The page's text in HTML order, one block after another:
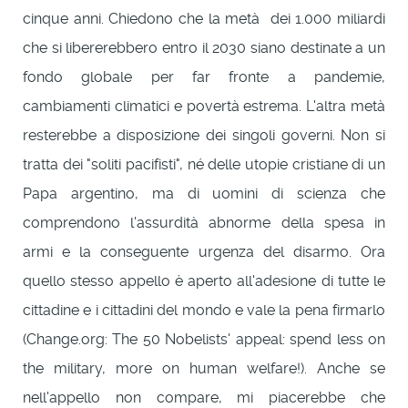
cinque anni. Chiedono che la metà dei 1.000 miliardi
che si libererebbero entro il 2030 siano destinate a un
fondo globale per far fronte a pandemie,
cambiamenti climatici e povertà estrema. L'altra metà
resterebbe a disposizione dei singoli governi. Non si
tratta dei "soliti pacifisti", né delle utopie cristiane di un
Papa argentino, ma di uomini di scienza che
comprendono l'assurdità abnorme della spesa in
armi e la conseguente urgenza del disarmo. Ora
quello stesso appello è aperto all'adesione di tutte le
cittadine e i cittadini del mondo e vale la pena firmarlo
(Change.org: The 50 Nobelists' appeal: spend less on
the military, more on human welfare!). Anche se
nell'appello non compare, mi piacerebbe che